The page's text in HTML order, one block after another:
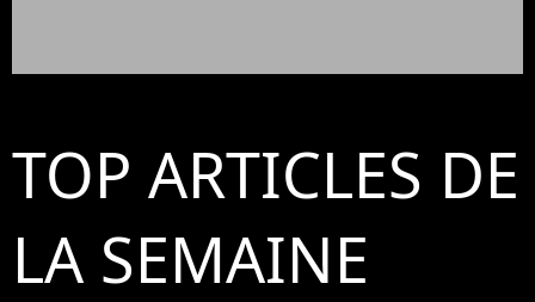
TOP ARTICLES DE
LA SEMAINE